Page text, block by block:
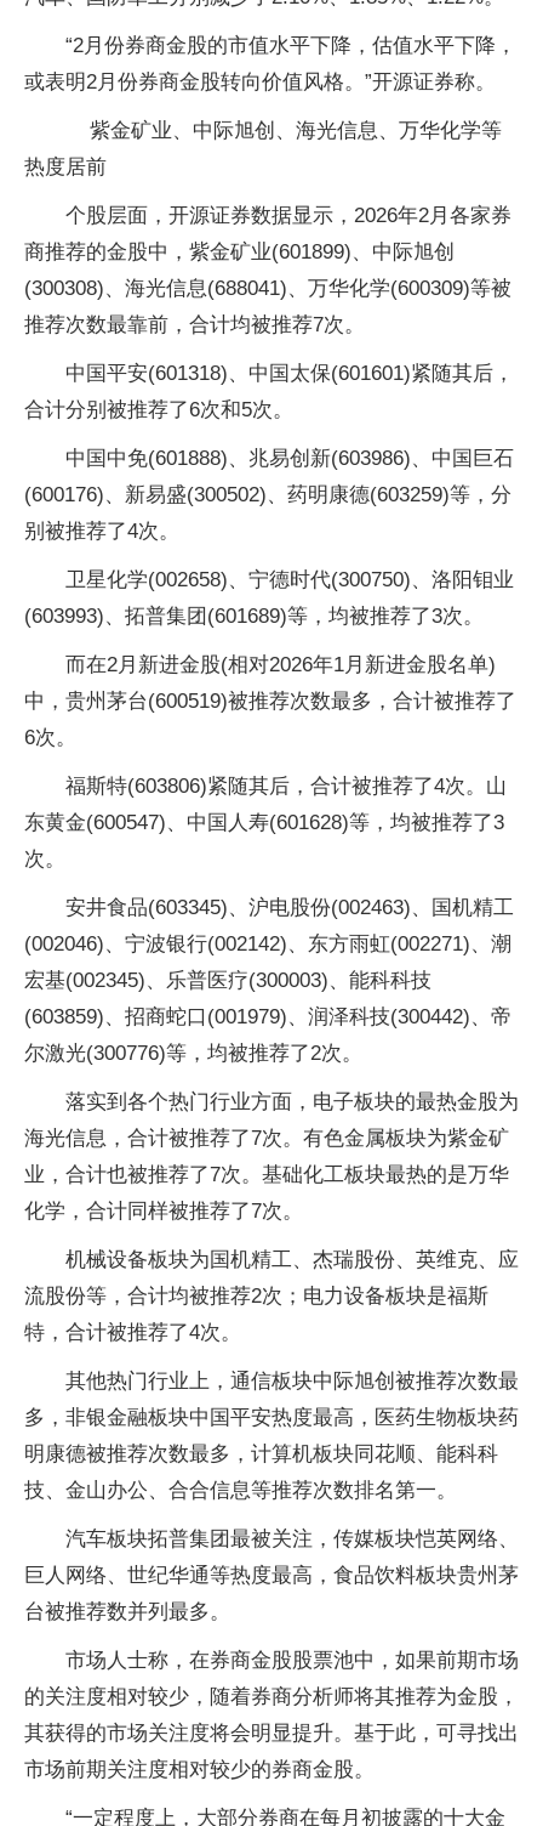
“2月份券商金股的市值水平下降，估值水平下降，
或表明2月份券商金股转向价值风格。”开源证券称。
紫金矿业、中际旭创、海光信息、万华化学等
热度居前
个股层面，开源证券数据显示，2026年2月各家券
商推荐的金股中，紫金矿业(601899)、中际旭创
(300308)、海光信息(688041)、万华化学(600309)等被
推荐次数最靠前，合计均被推荐7次。
中国平安(601318)、中国太保(601601)紧随其后，
合计分别被推荐了6次和5次。
中国中免(601888)、兆易创新(603986)、中国巨石
(600176)、新易盛(300502)、药明康德(603259)等，分
别被推荐了4次。
卫星化学(002658)、宁德时代(300750)、洛阳钼业
(603993)、拓普集团(601689)等，均被推荐了3次。
而在2月新进金股(相对2026年1月新进金股名单)
中，贵州茅台(600519)被推荐次数最多，合计被推荐了
6次。
福斯特(603806)紧随其后，合计被推荐了4次。山
东黄金(600547)、中国人寿(601628)等，均被推荐了3
次。
安井食品(603345)、沪电股份(002463)、国机精工
(002046)、宁波银行(002142)、东方雨虹(002271)、潮
宏基(002345)、乐普医疗(300003)、能科科技
(603859)、招商蛇口(001979)、润泽科技(300442)、帝
尔激光(300776)等，均被推荐了2次。
落实到各个热门行业方面，电子板块的最热金股为
海光信息，合计被推荐了7次。有色金属板块为紫金矿
业，合计也被推荐了7次。基础化工板块最热的是万华
化学，合计同样被推荐了7次。
机械设备板块为国机精工、杰瑞股份、英维克、应
流股份等，合计均被推荐2次；电力设备板块是福斯
特，合计被推荐了4次。
其他热门行业上，通信板块中际旭创被推荐次数最
多，非银金融板块中国平安热度最高，医药生物板块药
明康德被推荐次数最多，计算机板块同花顺、能科科
技、金山办公、合合信息等推荐次数排名第一。
汽车板块拓普集团最被关注，传媒板块恺英网络、
巨人网络、世纪华通等热度最高，食品饮料板块贵州茅
台被推荐数并列最多。
市场人士称，在券商金股股票池中，如果前期市场
的关注度相对较少，随着券商分析师将其推荐为金股，
其获得的市场关注度将会明显提升。基于此，可寻找出
市场前期关注度相对较少的券商金股。
“一定程度上，大部分券商在每月初披露的十大金